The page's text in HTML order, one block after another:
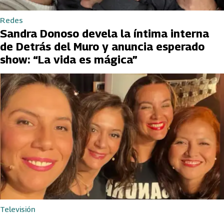
Redes
Sandra Donoso devela la íntima interna
de Detrás del Muro y anuncia esperado
show: “La vida es mágica”
Televisión